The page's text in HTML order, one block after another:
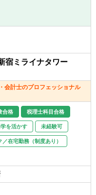
宿ミライナタワー
会計士のプロフェッショナル
合格 税理士科目合格
を活かす 未経験可
／在宅勤務（制度あり）